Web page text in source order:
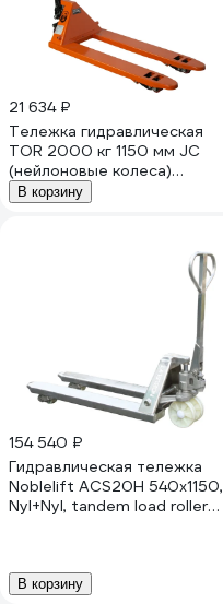
21 634 ₽
Тележка гидравлическая
TOR 2000 кг 1150 мм JC
(нейлоновые колеса)
1048690
В корзину
154 540 ₽
Гидравлическая тележка
Noblelift ACS20H 540x1150,
Nyl+Nyl, tandem load roller
В корзину